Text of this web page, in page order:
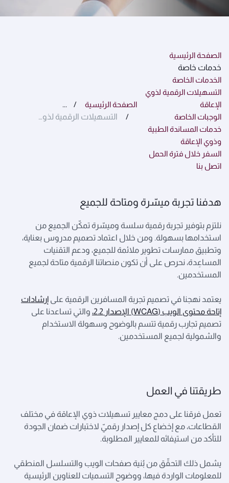
الصفحة الرئيسية
خدمات خاصة
الخدمات الخاصة
التسهيلات الرقمية لذوي
الإعاقة
الوجبات الخاصة
خدمات المساندة الطبية
وذوي الإعاقة
السفر خلال فترة الحمل
اتصل بنا
الصفحة الرئيسية
...
التسهيلات الرقمية لذوي الإعاقة
هدفنا تجربة ميسّرة ومتاحة للجميع
نلتزم بتوفير تجربة رقمية سلسة وميسّرة تمكّن الجميع من
استخدامها بسهولة. ومن خلال اعتماد تصميم مدروس بعناية،
وتطبيق ممارسات تطوير ملائمة للجميع، ودعم التقنيات
المساعِدة، نحرص على أن تكون منصاتنا الرقمية متاحة لجميع
المستخدمين.
يعتمد نهجنا في تصميم تجربة المسافرين الرقمية على إرشادات
إتاحة محتوى الويب (WCAG) الإصدار 2.2،
والتي تساعدنا على
تصميم تجارب رقمية تتسم بالوضوح وسهولة الاستخدام
والشمولية لجميع المستخدمين.
طريقتنا في العمل
تعمل فرقنا على دمج معايير تسهيلات ذوي الإعاقة في مختلف
القطاعات، مع إخضاع كل إصدار رقميّ لاختبارات ضمان الجودة
للتأكد من استيفائه للمعايير المطلوبة.
يشمل ذلك التحقّق من بُنية صفحات الويب والتسلسل المنطقي
للمعلومات الواردة فيها، ووضوح التسميات للعناوين الرئيسية